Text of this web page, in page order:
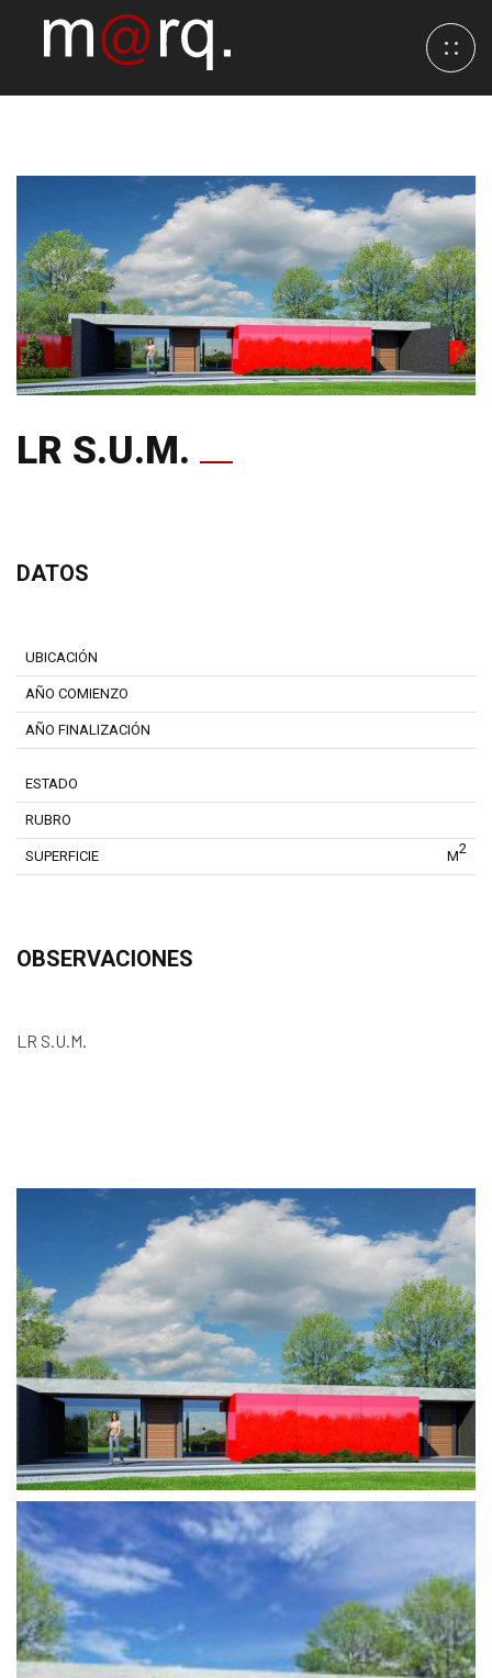
LR S.U.M.
DATOS
UBICACIÓN
AÑO COMIENZO
AÑO FINALIZACIÓN
ESTADO
RUBRO
SUPERFICIE M2
OBSERVACIONES
LR S.U.M.